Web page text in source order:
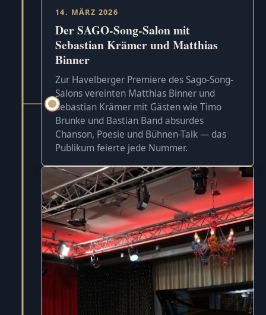
14. MÄRZ 2026
Der SAGO-Song-Salon mit
Sebastian Krämer und Matthias
Binner
Zur Havelberger Premiere des Sago-Song-
Salons vereinten Matthias Binner und
Sebastian Krämer mit Gästen wie Timo
Brunke und Bastian Band absurdes
Chanson, Poesie und Bühnen-Talk — das
Publikum feierte jede Nummer.